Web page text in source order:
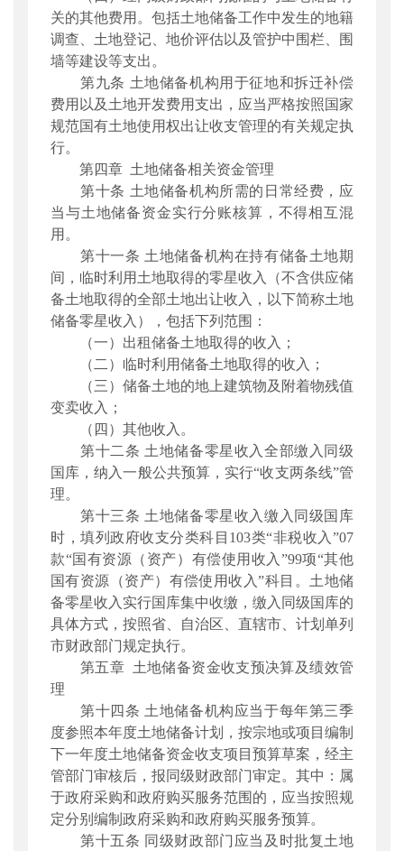
关的其他费用。包括土地储备工作中发生的地籍
调查、土地登记、地价评估以及管护中围栏、围
墙等建设等支出。
第九条 土地储备机构用于征地和拆迁补偿
费用以及土地开发费用支出，应当严格按照国家
规范国有土地使用权出让收支管理的有关规定执
行。
第四章 土地储备相关资金管理
第十条 土地储备机构所需的日常经费，应
当与土地储备资金实行分账核算，不得相互混
用。
第十一条 土地储备机构在持有储备土地期
间，临时利用土地取得的零星收入（不含供应储
备土地取得的全部土地出让收入，以下简称土地
储备零星收入），包括下列范围：
（一）出租储备土地取得的收入；
（二）临时利用储备土地取得的收入；
（三）储备土地的地上建筑物及附着物残值
变卖收入；
（四）其他收入。
第十二条 土地储备零星收入全部缴入同级
国库，纳入一般公共预算，实行“收支两条线”管
理。
第十三条 土地储备零星收入缴入同级国库
时，填列政府收支分类科目103类“非税收入”07
款“国有资源（资产）有偿使用收入”99项“其他
国有资源（资产）有偿使用收入”科目。土地储
备零星收入实行国库集中收缴，缴入同级国库的
具体方式，按照省、自治区、直辖市、计划单列
市财政部门规定执行。
第五章 土地储备资金收支预决算及绩效管
理
第十四条 土地储备机构应当于每年第三季
度参照本年度土地储备计划，按宗地或项目编制
下一年度土地储备资金收支项目预算草案，经主
管部门审核后，报同级财政部门审定。其中：属
于政府采购和政府购买服务范围的，应当按照规
定分别编制政府采购和政府购买服务预算。
第十五条 同级财政部门应当及时批复土地